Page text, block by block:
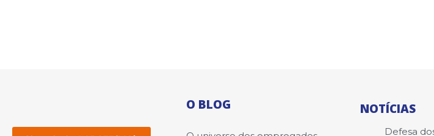
O BLOG NOTÍCIAS
Defesa